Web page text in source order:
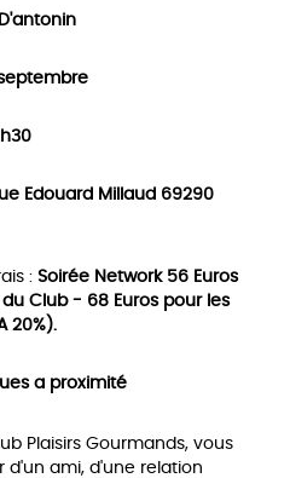
Edouard Millaud 69290
: Soirée Network 56 Euros
Club - 68 Euros pour les
20%).
a proximité
Plaisirs Gourmands, vous
ami, d'une relation